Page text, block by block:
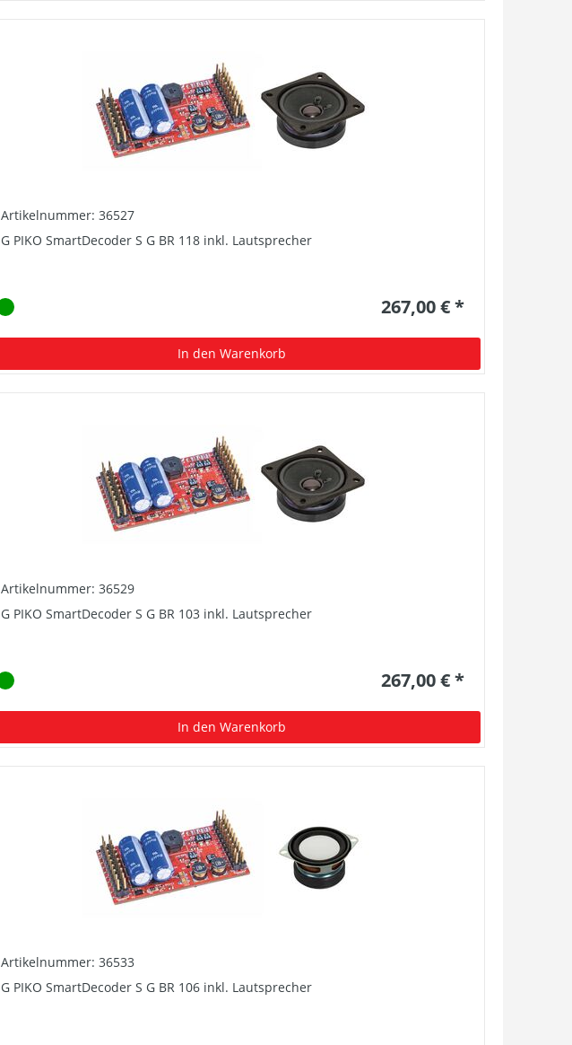
Artikelnummer: 36527
G PIKO SmartDecoder S G BR 118 inkl. Lautsprecher
267,00 € *
In den Warenkorb
Artikelnummer: 36529
G PIKO SmartDecoder S G BR 103 inkl. Lautsprecher
267,00 € *
In den Warenkorb
Artikelnummer: 36533
G PIKO SmartDecoder S G BR 106 inkl. Lautsprecher